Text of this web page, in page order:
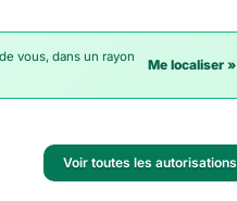
vous, dans un rayon
Me localiser »
Voir toutes les autorisations